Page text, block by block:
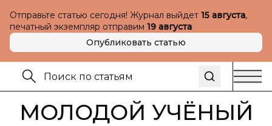
Отправьте статью сегодня! Журнал выйдет 15 августа,
печатный экземпляр отправим 19 августа
Опубликовать статью
МОЛОДОЙ УЧЁНЫЙ